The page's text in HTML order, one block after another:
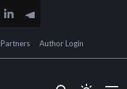
Partners Author Login